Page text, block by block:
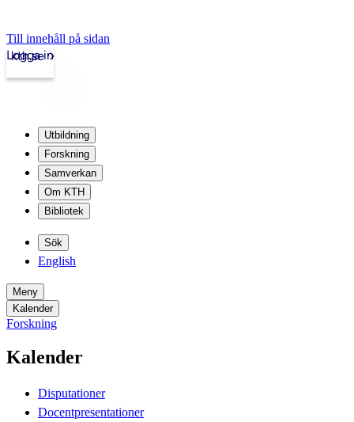
Till innehåll på sidan
kth.se
Logga in
Utbildning
Forskning
Samverkan
Om KTH
Bibliotek
Sök
English
Meny
Kalender
Forskning
Kalender
Disputationer
Docentpresentationer